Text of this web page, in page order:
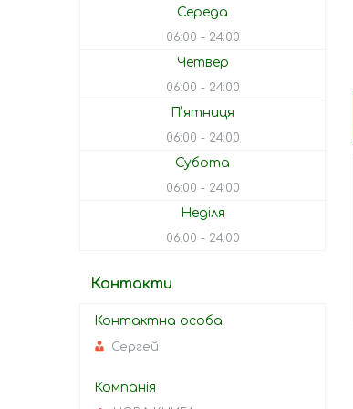
Середа
06:00 24:00
Четвер
06:00 24:00
Пʼятниця
06:00 24:00
Субота
06:00 24:00
Неділя
06:00 24:00
Контакти
Сергей